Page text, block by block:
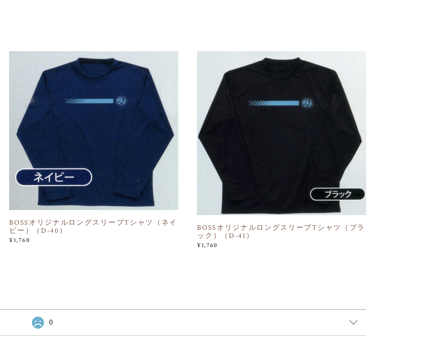
BOSSオリジナルロングスリーブTシャツ（ネイ
ビー）（D-40）
¥1,760
BOSSオリジナルロングスリーブTシャツ（ブラ
ック）（D-41）
¥1,760
0